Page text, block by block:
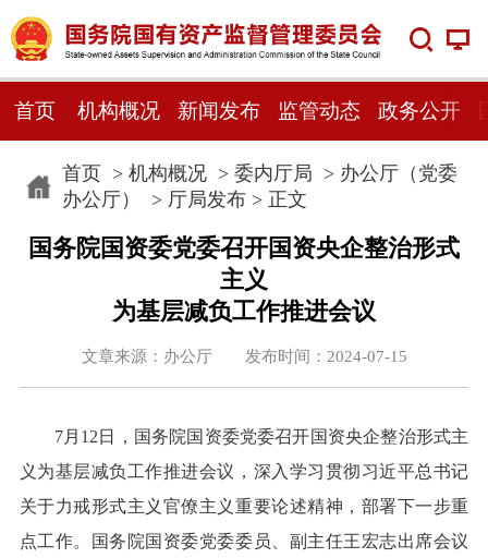
首页 机构概况 新闻发布 监管动态 政务公开
首页> 机构概况> 委内厅局 > 办公厅（党委
办公厅）
> 厅局发布> 正文
国务院国资委党委召开国资央企整治形式
主义
为基层减负工作推进会议
文章来源：办公厅 发布时间：2024-07-15
7月12日，国务院国资委党委召开国资央企整治形式主
义为基层减负工作推进会议，深入学习贯彻习近平总书记
关于力戒形式主义官僚主义重要论述精神，部署下一步重
点工作。国务院国资委党委委员、副主任王宏志出席会议